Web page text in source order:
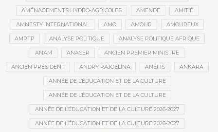
AMÉNAGEMENTS HYDRO-AGRICOLES AMENDE AMITIÉ
AMNESTY INTERNATIONAL AMO AMOUR AMOUREUX
AMRTP ANALYSE POLITIQUE ANALYSE POLITIQUE AFRIQUE
ANAM ANASER ANCIEN PREMIER MINISTRE
ANCIEN PRÉSIDENT ANDRY RAJOELINA ANÉFIS ANKARA
ANNÉE DE L’ÉDUCATION ET DE LA CULTURE
ANNÉE DE L’ÉDUCATION ET DE LA CULTURE
ANNÉE DE L’ÉDUCATION ET DE LA CULTURE 2026-2027
ANNÉE DE L’ÉDUCATION ET DE LA CULTURE 2026-2027